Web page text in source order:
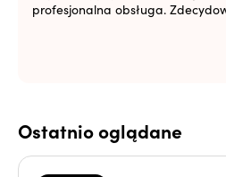
profesjonalna obsługa.
Ostatnio oglądane